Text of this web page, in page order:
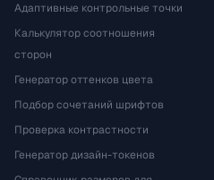
Адаптивные контрольные точки
Калькулятор соотношения
сторон
Генератор оттенков цвета
Подбор сочетаний шрифтов
Проверка контрастности
Генератор дизайн-токенов